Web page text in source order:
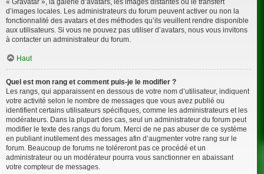
« Gravatar », la galerie d’avatars, les images distantes ou le transfert
d’images locales. Les administrateurs du forum peuvent activer ou non la
fonctionnalité des avatars et des méthodes qu’ils veuillent rendre disponible
aux utilisateurs. Si vous ne pouvez pas utiliser d’avatars, nous vous invitons
à contacter un administrateur du forum.
Haut
Quel est mon rang et comment puis-je le modifier ?
Les rangs, qui apparaissent en dessous de votre nom d’utilisateur, indiquent
votre activité selon le nombre de messages que vous avez publié ou
identifient certains utilisateurs spécifiques, comme les administrateurs et les
modérateurs. Dans la plupart des cas, seul un administrateur du forum peut
modifier le texte des rangs du forum. Merci de ne pas abuser de ce système
en publiant inutilement des messages afin d’augmenter votre rang sur le
forum. Beaucoup de forums ne toléreront pas ce procédé et un
administrateur ou un modérateur pourra vous sanctionner en abaissant
votre compteur de messages.